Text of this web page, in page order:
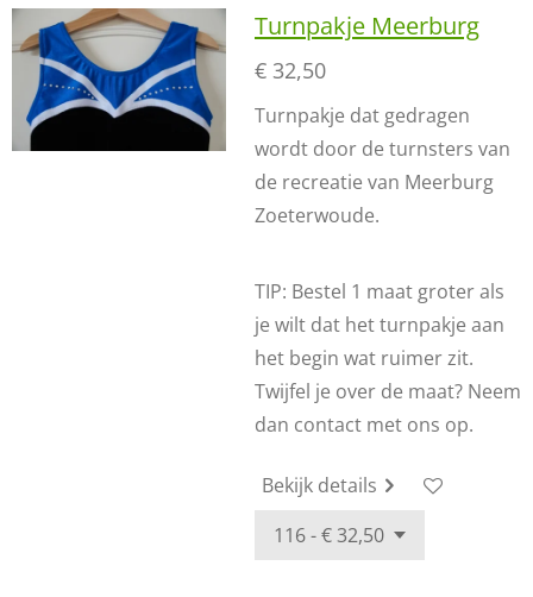
Turnpakje Meerburg
€ 32,50
Turnpakje dat gedragen
wordt door de turnsters van
de recreatie van Meerburg
Zoeterwoude.
TIP: Bestel 1 maat groter als
je wilt dat het turnpakje aan
het begin wat ruimer zit.
Twijfel je over de maat? Neem
dan contact met ons op.
Bekijk details